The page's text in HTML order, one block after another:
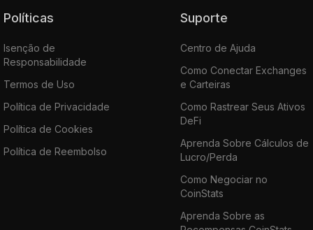
Políticas
Isenção de
Responsabilidade
Termos de Uso
Política de Privacidade
Política de Cookies
Política de Reembolso
Suporte
Centro de Ajuda
Como Conectar Exchanges
e Carteiras
Como Rastrear Seus Ativos
DeFi
Aprenda Sobre Cálculos de
Lucro/Perda
Como Negociar no
CoinStats
Aprenda Sobre as